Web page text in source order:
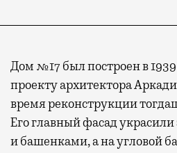
Дом №17 был построен в
проекту архитектора
время реконструкции
Его главный фасад
и башенками, а на угловой